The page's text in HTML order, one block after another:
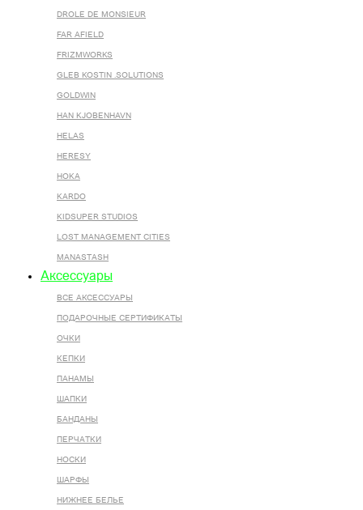
DROLE DE MONSIEUR
FAR AFIELD
FRIZMWORKS
GLEB KOSTIN .SOLUTIONS
GOLDWIN
HAN KJOBENHAVN
HELAS
HERESY
HOKA
KARDO
KIDSUPER STUDIOS
LOST MANAGEMENT CITIES
MANASTASH
Аксессуары
ВСЕ AКСЕССУАРЫ
ПОДАРОЧНЫЕ СЕРТИФИКАТЫ
ОЧКИ
КЕПКИ
ПАНАМЫ
ШАПКИ
БАНДАНЫ
ПЕРЧАТКИ
НОСКИ
ШАРФЫ
НИЖНЕЕ БЕЛЬЕ